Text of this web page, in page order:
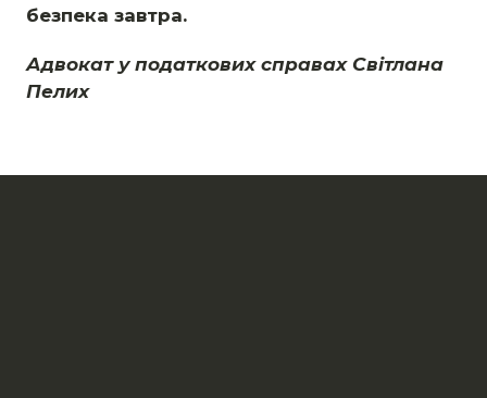
безпека завтра.
Адвокат у податкових справах Світлана
Пелих